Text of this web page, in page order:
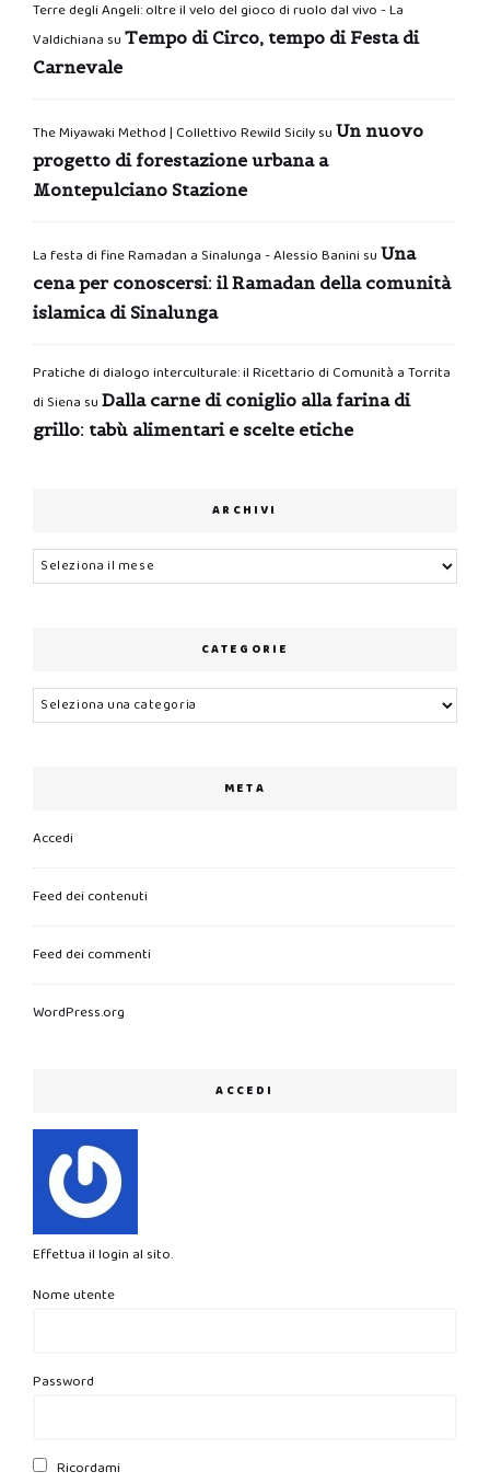
Terre degli Angeli: oltre il velo del gioco di ruolo dal vivo - La
Valdichiana su Tempo di Circo, tempo di Festa di
Carnevale
The Miyawaki Method | Collettivo Rewild Sicilysu Un nuovo
progetto di forestazione urbana a
Montepulciano Stazione
La festa di fine Ramadan a Sinalunga - Alessio Banini su Una
cena per conoscersi: il Ramadan della comunità
islamica di Sinalunga
Pratiche di dialogo interculturale: il Ricettario di Comunità a Torrita
di Siena su Dalla carne di coniglio alla farina di
grillo: tabù alimentari e scelte etiche
ARCHIVI
Archivi
CATEGORIE
Categorie
META
Accedi
Feed dei contenuti
Feed dei commenti
WordPress.org
ACCEDI
Effettua il login al sito.
Nome utente
Password
Ricordami